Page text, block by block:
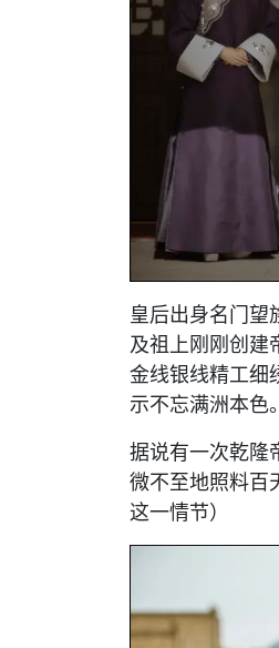
皇后出身名门望
及祖上刚刚创建
金线银线精工细
示不忘满洲本色
据说有一次乾隆
微不至地照料百
这一情节）